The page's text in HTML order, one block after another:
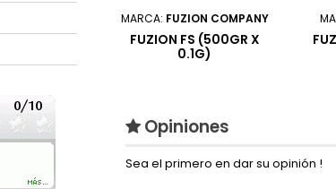
MARCA: FUZION COMPANY
FUZION FS (500GR X
0.1G)
Opiniones
Sea el primero en dar su opinión !